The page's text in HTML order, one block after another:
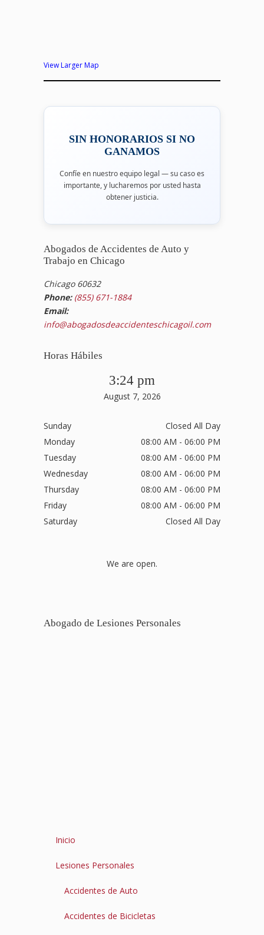
View Larger Map
SIN HONORARIOS SI NO
GANAMOS
Confíe en nuestro equipo legal — su caso es
importante, y lucharemos por usted hasta
obtener justicia.
Abogados de Accidentes de Auto y
Trabajo en Chicago
Chicago 60632
Phone: (855) 671-1884
Email:
info@abogadosdeaccidenteschicagoil.com
Horas Hábiles
3:24 pm
August 7, 2026
Sunday
Closed All Day
Monday
08:00 AM - 06:00 PM
Tuesday
08:00 AM - 06:00 PM
Wednesday
08:00 AM - 06:00 PM
Thursday
08:00 AM - 06:00 PM
Friday
08:00 AM - 06:00 PM
Saturday
Closed All Day
We are open.
Abogado de Lesiones Personales
Inicio
Lesiones Personales
Accidentes de Auto
Accidentes de Bicicletas